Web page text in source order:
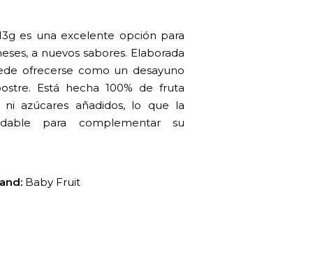
es una excelente opción para
a nuevos sabores. Elaborada
ofrecerse como un desayuno
Está hecha 100% de fruta
ni azúcares añadidos, lo que la
para complementar su
Baby Fruit